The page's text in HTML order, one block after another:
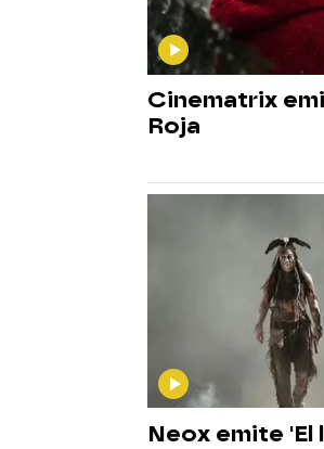
Cinematrix
Roja
Neox emite